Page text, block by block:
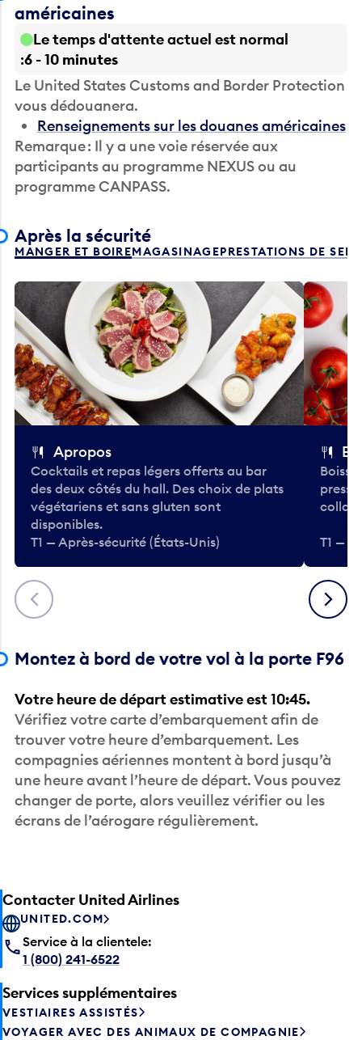
américaines
Le temps d'attente actuel est normal
6 - 10 minutes
Le United States Customs and Border Protection
vous dédouanera.
Renseignements sur les douanes américaines
Remarque : Il y a une voie réservée aux
participants au programme NEXUS ou au
programme CANPASS.
Après la sécurité
MANGER ET BOIREMAGASINAGEPRESTATIONS DE
Précédent
Apropos
Cocktails et repas légers offerts au bar
des deux côtés du hall. Des choix de plats
végétariens et sans gluten sont
disponibles.
T1 — Après-sécurité (États-Unis)
T1 —
Suivant
Montez à bord de votre vol à la porte F96
Votre heure de départ estimative est 10:45.
Vérifiez votre carte d’embarquement afin de
trouver votre heure d’embarquement. Les
compagnies aériennes montent à bord jusqu’à
une heure avant l’heure de départ. Vous pouvez
changer de porte, alors veuillez vérifier ou les
écrans de l’aérogare régulièrement.
Contacter United Airlines
UNITED.COM
Service à la clientele:
1 (800) 241-6522
Services supplémentaires
VESTIAIRES ASSISTÉS
VOYAGER AVEC DES ANIMAUX DE COMPAGNIE